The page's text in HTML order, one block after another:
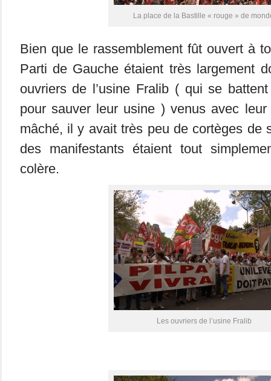
La place de la Bastille « rouge » de
Bien que le rassemblement fût ouvert à
Parti de Gauche étaient très largement
ouvriers de l’usine Fralib ( qui se
pour sauver leur usine ) venus avec
mâché, il y avait très peu de cortèges de
des manifestants étaient tout
colère.
Les ouvriers de l’usine Fralib